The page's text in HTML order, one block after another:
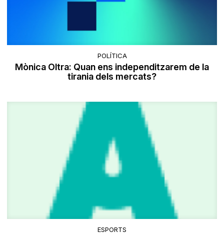
POLÍTICA
Mònica Oltra: Quan ens independitzarem de la
tirania dels mercats?
ESPORTS